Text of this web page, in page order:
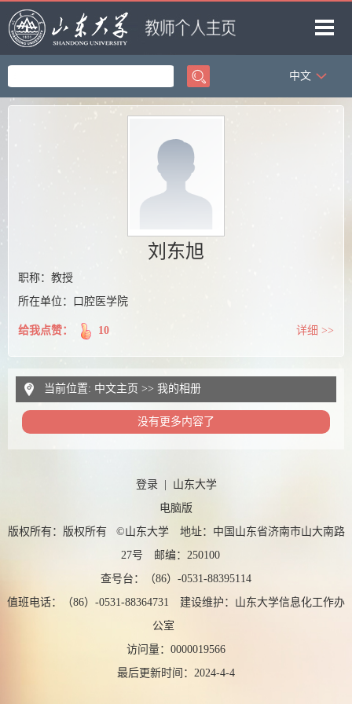
首页
中文
刘东旭
职称：教授
所在单位：口腔医学院
给我点赞： 10 详细 >>
当前位置: 中文主页 >> 我的相册
没有更多内容了
登录| 山东大学
电脑版
版权所有：版权所有 ©山东大学 地址：中国山东省济南市山大南路
27号 邮编：250100
查号台：（86）-0531-88395114
值班电话：（86）-0531-88364731 建设维护：山东大学信息化工作办
公室
访问量： 0000019566
最后更新时间： 2024-4-4